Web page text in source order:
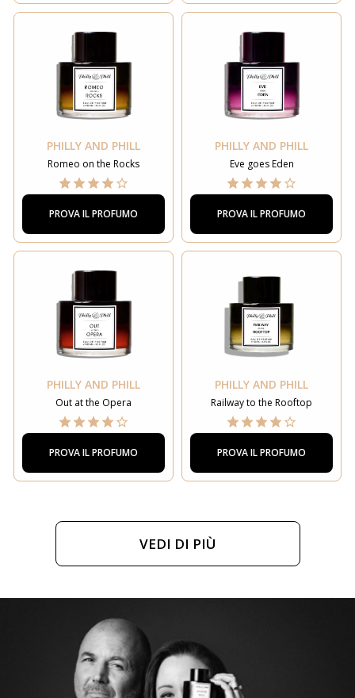
PHILLY AND PHILL
Romeo on the Rocks
PROVA IL PROFUMO
PHILLY AND PHILL
Eve goes Eden
PROVA IL PROFUMO
PHILLY AND PHILL
Out at the Opera
PROVA IL PROFUMO
PHILLY AND PHILL
Railway to the Rooftop
PROVA IL PROFUMO
VEDI DI PIÙ